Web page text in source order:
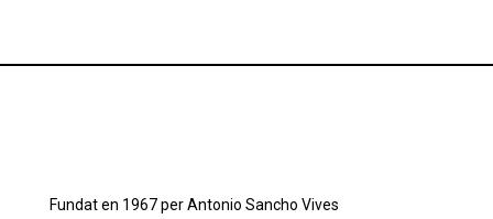
Fundat en 1967 per Antonio Sancho Vives